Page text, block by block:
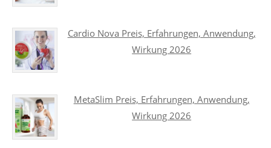
Cardio Nova Preis, Erfahrungen, Anwendung,
Wirkung 2026
MetaSlim Preis, Erfahrungen, Anwendung,
Wirkung 2026